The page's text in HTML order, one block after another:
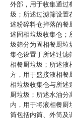
外部，用于收集通过
圾；所述过滤筛设置
述粉碎料仓掉落的餐
述固相垃圾收集仓；
圾筛分为固相餐厨垃
集仓设置于所述过滤
相餐厨垃圾；所述液
方，用于盛接液相餐
相垃圾收集仓与所述
厨垃圾；所述水油分
内，用于将液相餐厨
筒包括内筒、外筒及